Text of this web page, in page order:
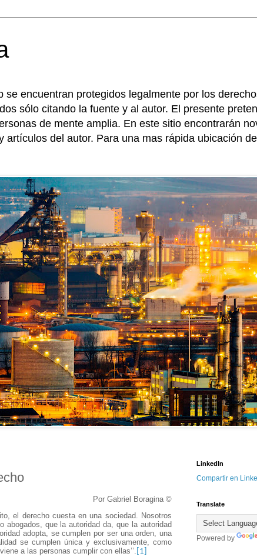
se encuentran protegidos legalmente por los
sólo citando la fuente y al autor. El presente
de mente amplia. En este sitio encontrarán
artículos del autor. Para una mas rápida ubicación
Por Gabriel Boragina ©
el derecho cuesta en una sociedad. Nosotros
abogados, que la autoridad da, que la autoridad
adopta, se cumplen por ser una orden, una
se cumplen única y exclusivamente, como
a las personas cumplir con ellas’’.
[1]
LinkedIn
Compartir en
Translate
Powered by